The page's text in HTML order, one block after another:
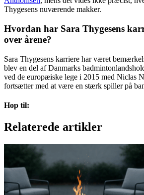
Thygesens nuværende makker.
Hvordan har Sara Thygesens
over årene?
Sara Thygesens karriere har været
blev en del af Danmarks
ved de europæiske lege i 2015 med Niclas
fortsætter med at være en stærk spiller på
Hop til:
Relaterede artikler